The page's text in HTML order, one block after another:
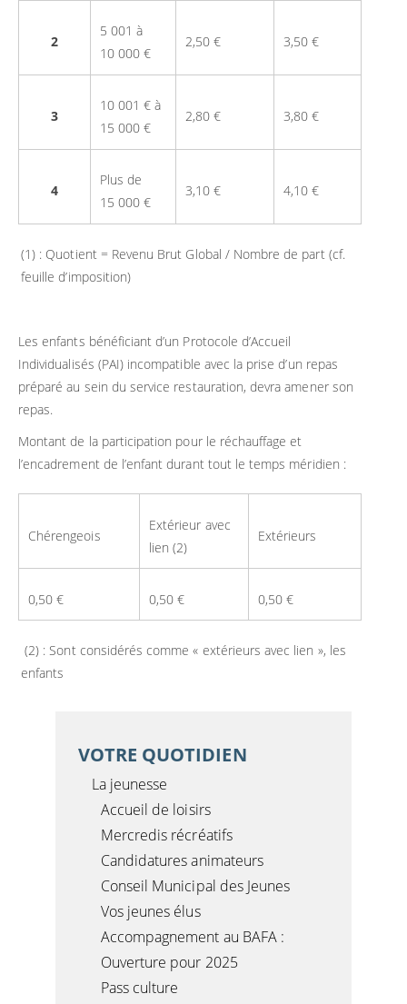
2
5 001 à
10 000 €
2,50 € 3,50 €
3
10 001 € à
15 000 €
2,80 € 3,80 €
4
Plus de
15 000 €
3,10 € 4,10 €
(1) : Quotient = Revenu Brut Global / Nombre de part (cf.
feuille d’imposition)
Les enfants bénéficiant d’un Protocole d’Accueil
Individualisés (PAI) incompatible avec la prise d’un repas
préparé au sein du service restauration, devra amener son
repas.
Montant de la participation pour le réchauffage et
l’encadrement de l’enfant durant tout le temps méridien :
Chérengeois
Extérieur avec
lien (2)
Extérieurs
0,50 € 0,50 € 0,50 €
(2) : Sont considérés comme « extérieurs avec lien », les
enfants
VOTRE QUOTIDIEN
La jeunesse
Accueil de loisirs
Mercredis récréatifs
Candidatures animateurs
Conseil Municipal des Jeunes
Vos jeunes élus
Accompagnement au BAFA :
Ouverture pour 2025
Pass culture